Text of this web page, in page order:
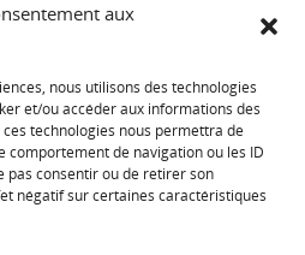
aux
nous utilisons des technologies
et/ou accéder aux informations des
technologies nous permettra de
comportement de navigation ou les ID
pas consentir ou de retirer son
négatif sur certaines caractéristiques
retenir au